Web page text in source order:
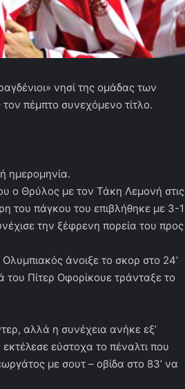
νησί της ομάδας των
πέμπτο συνεχόμενο τίτλο.
ημερομηνία.
ο Θρύλος με τον Τάκη Λεμονή στις
του πάγκου του επιβλήθηκε με 3-1
την ξέφρενη πορεία του προς
Ολυμπιακός άνοιξε το σκορ στο 24’
του Πίτερ Οφορίκουε τράνταξε το
αλλά η συνέχεια ανήκε εξ’
εύστοχα το πέναλτι που
με σουτ – οβίδα στο 83’ να